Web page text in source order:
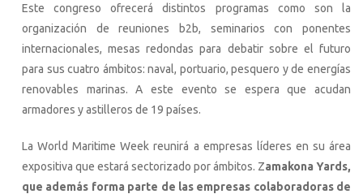
Este congreso ofrecerá distintos programas como son la
organización de reuniones b2b, seminarios con ponentes
internacionales, mesas redondas para debatir sobre el futuro
para sus cuatro ámbitos: naval, portuario, pesquero y de energías
renovables marinas. A este evento se espera que acudan
armadores y astilleros de 19 países.
La World Maritime Week reunirá a empresas líderes en su área
expositiva que estará sectorizado por ámbitos. Zamakona Yards,
que además forma parte de las empresas colaboradoras de